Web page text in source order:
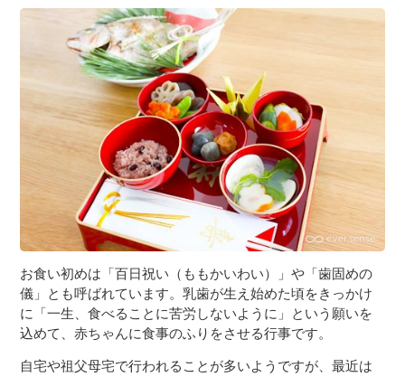
７〜１２歳児
お食い初めは「百日祝い（ももかいわい）」や「歯固めの
儀」とも呼ばれています。乳歯が生え始めた頃をきっかけ
に「一生、食べることに苦労しないように」という願いを
込めて、赤ちゃんに食事のふりをさせる行事です。
自宅や祖父母宅で行われることが多いようですが、最近は